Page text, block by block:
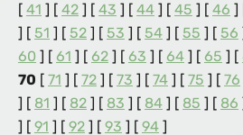
[ 41 ] [ 42 ] [ 43 ] [ 44 ] [ 45 ] [ 46 ]
] [ 51 ] [ 52 ] [ 53 ] [ 54 ] [ 55 ] [ 56
60 ] [ 61 ] [ 62 ] [ 63 ] [ 64 ] [ 65 ] [
70 [ 71 ] [ 72 ] [ 73 ] [ 74 ] [ 75 ] [ 76
] [ 81 ] [ 82 ] [ 83 ] [ 84 ] [ 85 ] [ 86
] [ 91 ] [ 92 ] [ 93 ] [ 94 ]